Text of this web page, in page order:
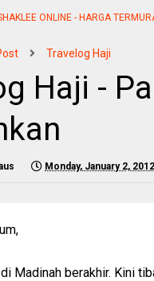
ONLINE - HARGA
Travelog Haji
Haji -
Monday, January 2, 2012
Madinah berakhir. Kini